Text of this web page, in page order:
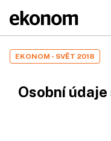
EKONOM - SVĚT 2018
Osobní